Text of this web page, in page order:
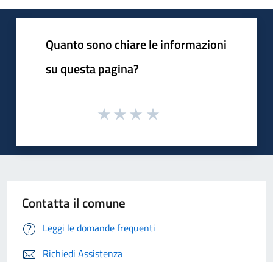
Quanto sono chiare le informazioni
su questa pagina?
Contatta il comune
Leggi le domande frequenti
Richiedi Assistenza